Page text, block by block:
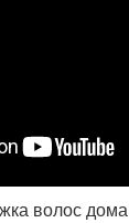
волос дома